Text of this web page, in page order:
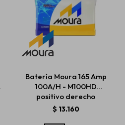
Batería Moura 165 Amp
100A/H - M100HD
positivo derecho
$ 13.160